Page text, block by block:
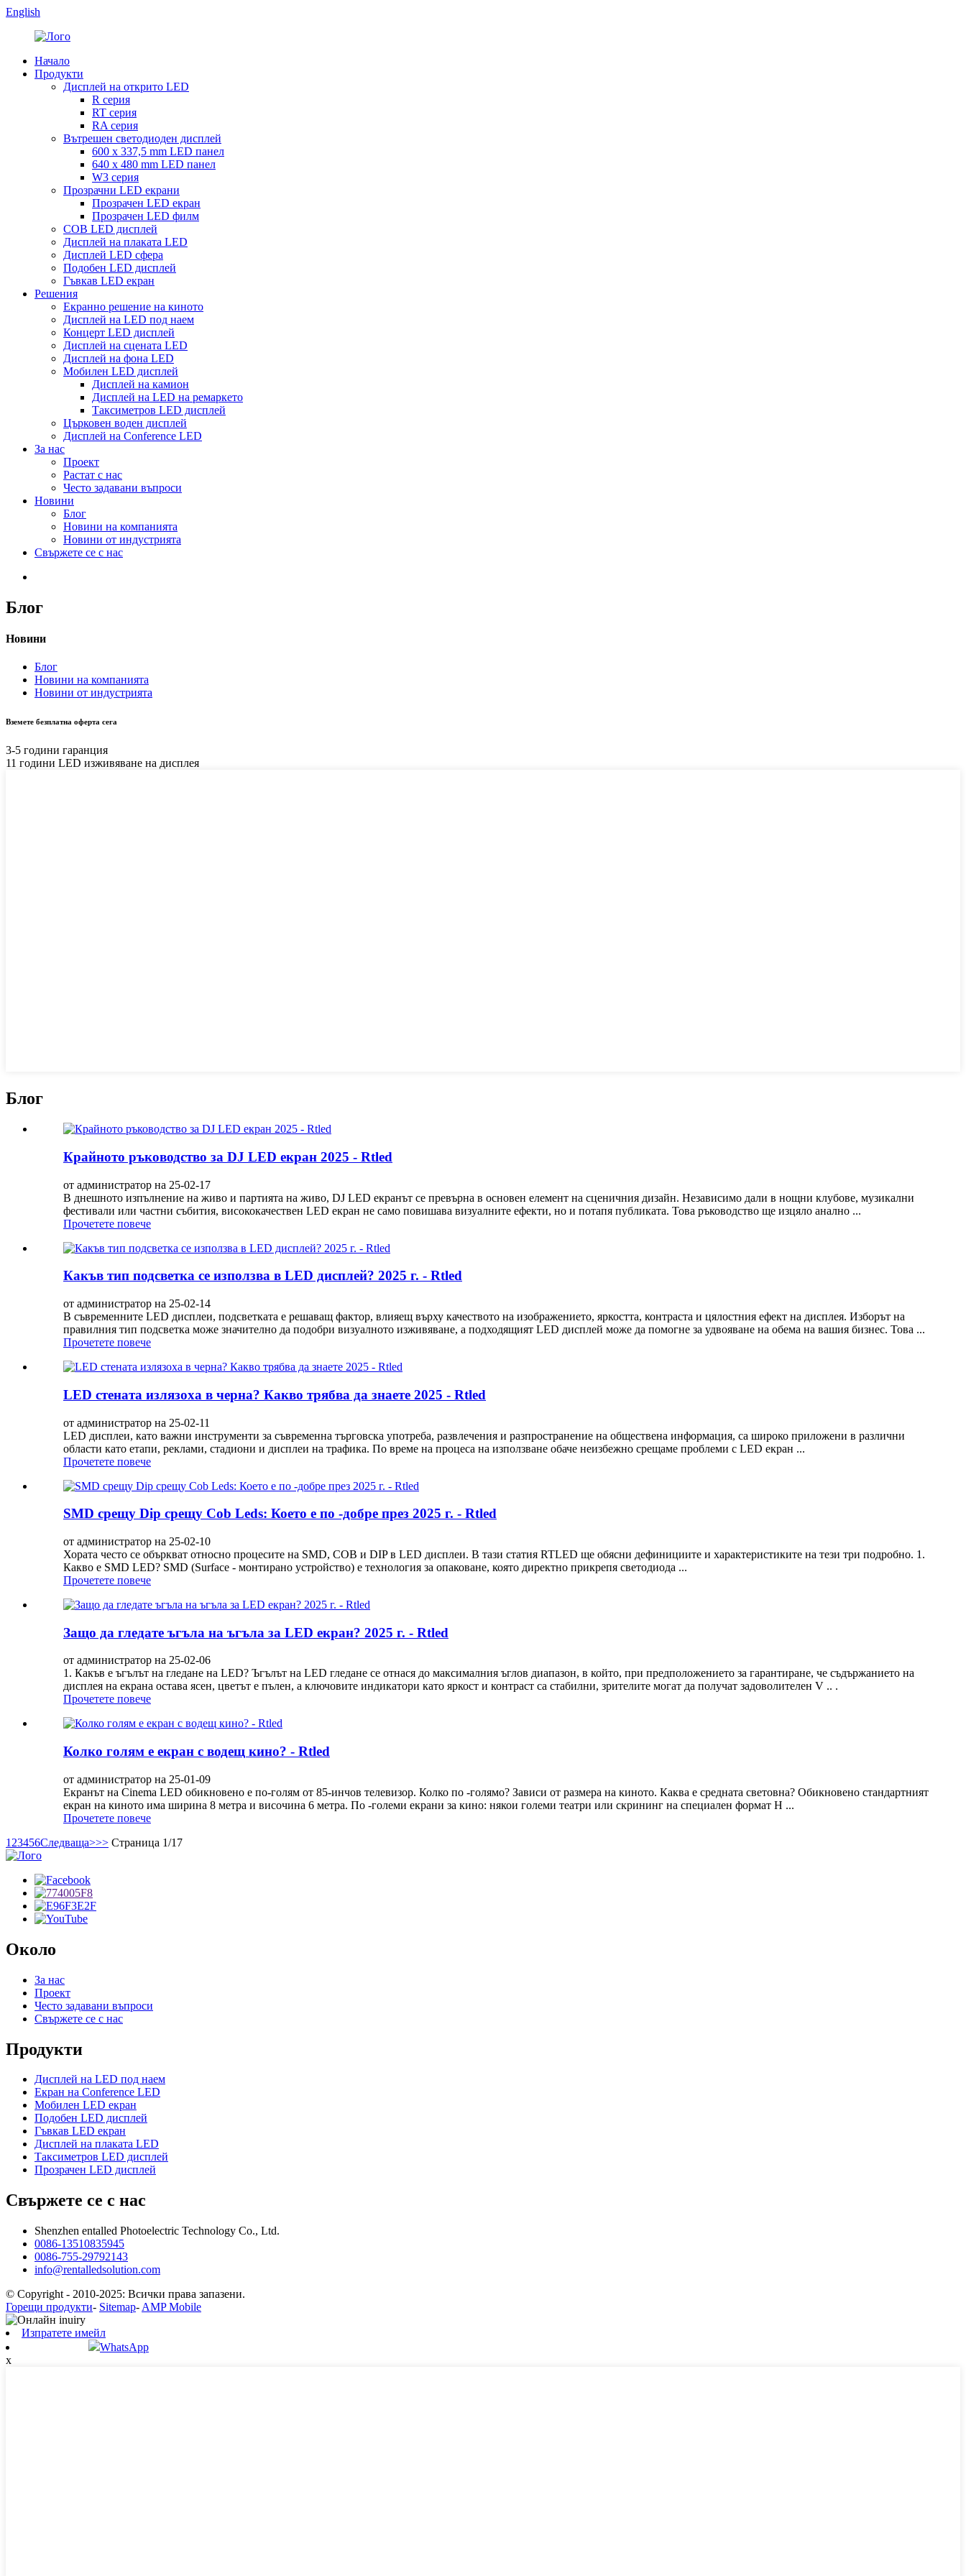
English
Начало
Продукти
Дисплей на открито LED
R серия
RT серия
RA серия
Вътрешен светодиоден дисплей
600 x 337,5 mm LED панел
640 x 480 mm LED панел
W3 серия
Прозрачни LED екрани
Прозрачен LED екран
Прозрачен LED филм
COB LED дисплей
Дисплей на плаката LED
Дисплей LED сфера
Подобен LED дисплей
Гъвкав LED екран
Решения
Екранно решение на киното
Дисплей на LED под наем
Концерт LED дисплей
Дисплей на сцената LED
Дисплей на фона LED
Мобилен LED дисплей
Дисплей на камион
Дисплей на LED на ремаркето
Таксиметров LED дисплей
Църковен воден дисплей
Дисплей на Conference LED
За нас
Проект
Растат с нас
Често задавани въпроси
Новини
Блог
Новини на компанията
Новини от индустрията
Свържете се с нас
Блог
Новини
Блог
Новини на компанията
Новини от индустрията
Вземете безплатна оферта сега
3-5 години гаранция
11 години LED изживяване на дисплея
Блог
Крайното ръководство за DJ LED екран 2025 - Rtled
от администратор на 25-02-17
В днешното изпълнение на живо и партията на живо, DJ LED екранът се превърна в основен елемент на сценичния дизайн. Независимо дали в нощни клубове, музикални
фестивали или частни събития, висококачествен LED екран не само повишава визуалните ефекти, но и потапя публиката. Това ръководство ще изцяло анално ...
Прочетете повече
Какъв тип подсветка се използва в LED дисплей? 2025 г. - Rtled
от администратор на 25-02-14
В съвременните LED дисплеи, подсветката е решаващ фактор, влияещ върху качеството на изображението, яркостта, контраста и цялостния ефект на дисплея. Изборът на
правилния тип подсветка може значително да подобри визуалното изживяване, а подходящият LED дисплей може да помогне за удвояване на обема на вашия бизнес. Това ...
Прочетете повече
LED стената излязоха в черна? Какво трябва да знаете 2025 - Rtled
от администратор на 25-02-11
LED дисплеи, като важни инструменти за съвременна търговска употреба, развлечения и разпространение на обществена информация, са широко приложени в различни
области като етапи, реклами, стадиони и дисплеи на трафика. По време на процеса на използване обаче неизбежно срещаме проблеми с LED екран ...
Прочетете повече
SMD срещу Dip срещу Cob Leds: Което е по -добре през 2025 г. - Rtled
от администратор на 25-02-10
Хората често се объркват относно процесите на SMD, COB и DIP в LED дисплеи. В тази статия RTLED ще обясни дефинициите и характеристиките на тези три подробно. 1.
Какво е SMD LED? SMD (Surface - монтирано устройство) е технология за опаковане, която директно прикрепя светодиода ...
Прочетете повече
Защо да гледате ъгъла на ъгъла за LED екран? 2025 г. - Rtled
от администратор на 25-02-06
1. Какъв е ъгълът на гледане на LED? Ъгълът на LED гледане се отнася до максималния ъглов диапазон, в който, при предположението за гарантиране, че съдържанието на
дисплея на екрана остава ясен, цветът е пълен, а ключовите индикатори като яркост и контраст са стабилни, зрителите могат да получат задоволителен V .. .
Прочетете повече
Колко голям е екран с водещ кино? - Rtled
от администратор на 25-01-09
Екранът на Cinema LED обикновено е по-голям от 85-инчов телевизор. Колко по -голямо? Зависи от размера на киното. Каква е средната световна? Обикновено стандартният
екран на киното има ширина 8 метра и височина 6 метра. По -големи екрани за кино: някои големи театри или скрининг на специален формат H ...
Прочетете повече
1 23456Следваща>>> Страница 1/17
Около
За нас
Проект
Често задавани въпроси
Свържете се с нас
Продукти
Дисплей на LED под наем
Екран на Conference LED
Мобилен LED екран
Подобен LED дисплей
Гъвкав LED екран
Дисплей на плаката LED
Таксиметров LED дисплей
Прозрачен LED дисплей
Свържете се с нас
Shenzhen entalled Photoelectric Technology Co., Ltd.
0086-13510835945
0086-755-29792143
info@rentalledsolution.com
© Copyright - 2010-2025: Всички права запазени.
Горещи продукти- Sitemap- AMP Mobile
Изпратете имейл
WhatsApp
x